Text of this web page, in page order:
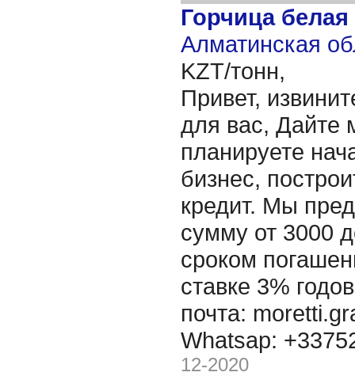
Горчица белая
Алматинская
KZT/тонн,
Привет,
для вас, Дайте
планируете
бизнес,
кредит. Мы
сумму от 3000
сроком
ставке 3%
почта:
Whatsap:
12-2020